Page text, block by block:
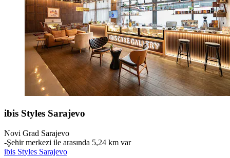
ibis Styles Sarajevo
Novi Grad Sarajevo
‐Şehir merkezi ile arasında 5,24 km var
ibis Styles Sarajevo